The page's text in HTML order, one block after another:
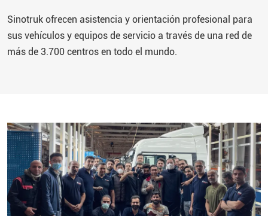
Sinotrukofrecen asistencia y orientación profesional para
sus vehículos y equipos de servicio a través de una red de
más de 3.700 centros en todo el mundo.